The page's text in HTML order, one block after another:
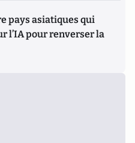
pays asiatiques qui
l’IA pour renverser la